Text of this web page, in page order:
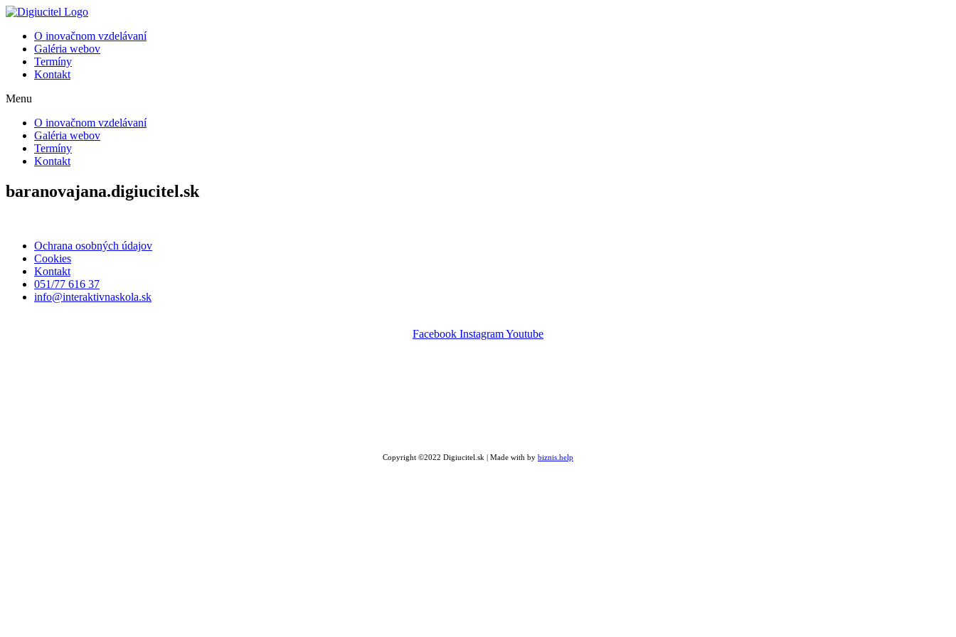
Preskočiť
obsah
O inovačnom vzdelávaní
Galéria webov
Termíny
Kontakt
Menu
O inovačnom vzdelávaní
Galéria webov
Termíny
Kontakt
baranovajana.digiucitel.sk
Ochrana osobných údajov
Cookies
Kontakt
051/77 616 37
info@interaktivnaskola.sk
Facebook InstagramYoutube
Copyright ©2022 Digiucitel.sk | Made with by biznis.help